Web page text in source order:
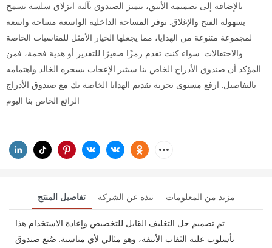
بالإضافة إلى تصميمه الأنيق، يتميز الصندوق بآلية انزلاق سلسة تسمح
بسهولة الفتح والإغلاق. توفر المساحة الداخلية الواسعة مساحة واسعة
لمجموعة متنوعة من الهدايا، مما يجعلها الخيار الأمثل للمناسبات الخاصة
والاحتفالات. سواء كنت تقدم رمزًا صغيرًا للتقدير أو هدية فخمة، فمن
المؤكد أن صندوق الأدراج الخاص بنا سيثير الإعجاب بسحره الخالد واهتمامه
بالتفاصيل. ارفع مستوى تجربة تقديم الهدايا الخاصة بك مع صندوق الأدراج
الرائع الخاص بنا اليوم
تفاصيل المنتج نبذة عن الشركة مزيد من المعلومات
تم تصميم حل التغليف القابل للتخصيص وإعادة الاستخدام هذا
بأسلوب علبة الثقاب الأنيقة، وهو مثالي لأي مناسبة. صُنع صندوق